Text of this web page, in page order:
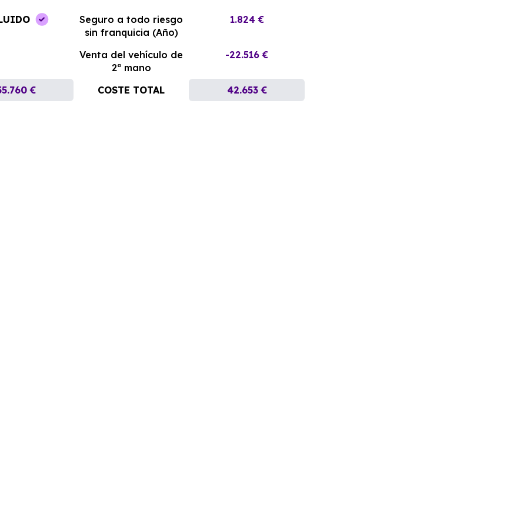
Seguro a todo riesgo
sin franquicia (Año)
1.824 €
Venta del vehículo de
2ª mano
-22.516 €
€ COSTE TOTAL 42.653 €